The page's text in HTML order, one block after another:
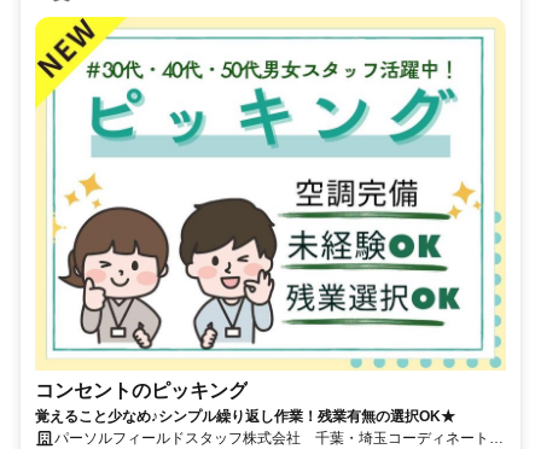
コンセントのピッキング
覚えること少なめ♪シンプル繰り返し作業！残業有無の選択OK★
パーソルフィールドスタッフ株式会社 千葉・埼玉コーディネートセ